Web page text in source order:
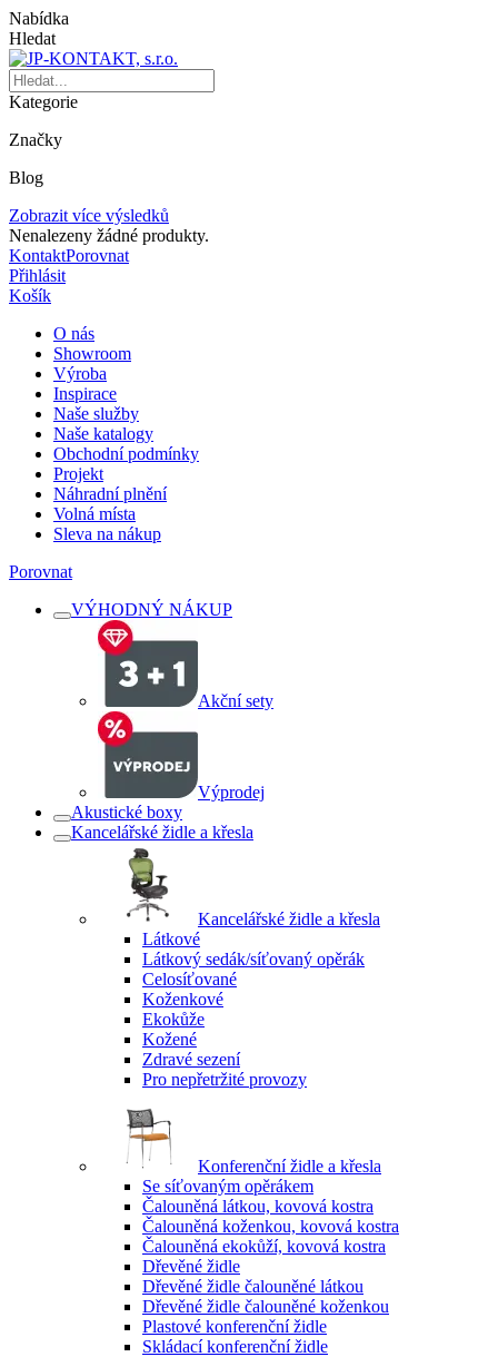
Nabídka
Hledat
Kategorie
Značky
Blog
Zobrazit více výsledků
Nenalezeny žádné produkty.
KontaktPorovnat
Přihlásit
Košík
O nás
Showroom
Výroba
Inspirace
Naše služby
Naše katalogy
Obchodní podmínky
Projekt
Náhradní plnění
Volná místa
Sleva na nákup
Porovnat
VÝHODNÝ NÁKUP
Akční sety
Výprodej
Akustické boxy
Kancelářské židle a křesla
Kancelářské židle a křesla
Látkové
Látkový sedák/síťovaný opěrák
Celosíťované
Koženkové
Ekokůže
Kožené
Zdravé sezení
Pro nepřetržité provozy
Konferenční židle a křesla
Se síťovaným opěrákem
Čalouněná látkou, kovová kostra
Čalouněná koženkou, kovová kostra
Čalouněná ekokůží, kovová kostra
Dřevěné židle
Dřevěné židle čalouněné látkou
Dřevěné židle čalouněné koženkou
Plastové konferenční židle
Skládací konferenční židle